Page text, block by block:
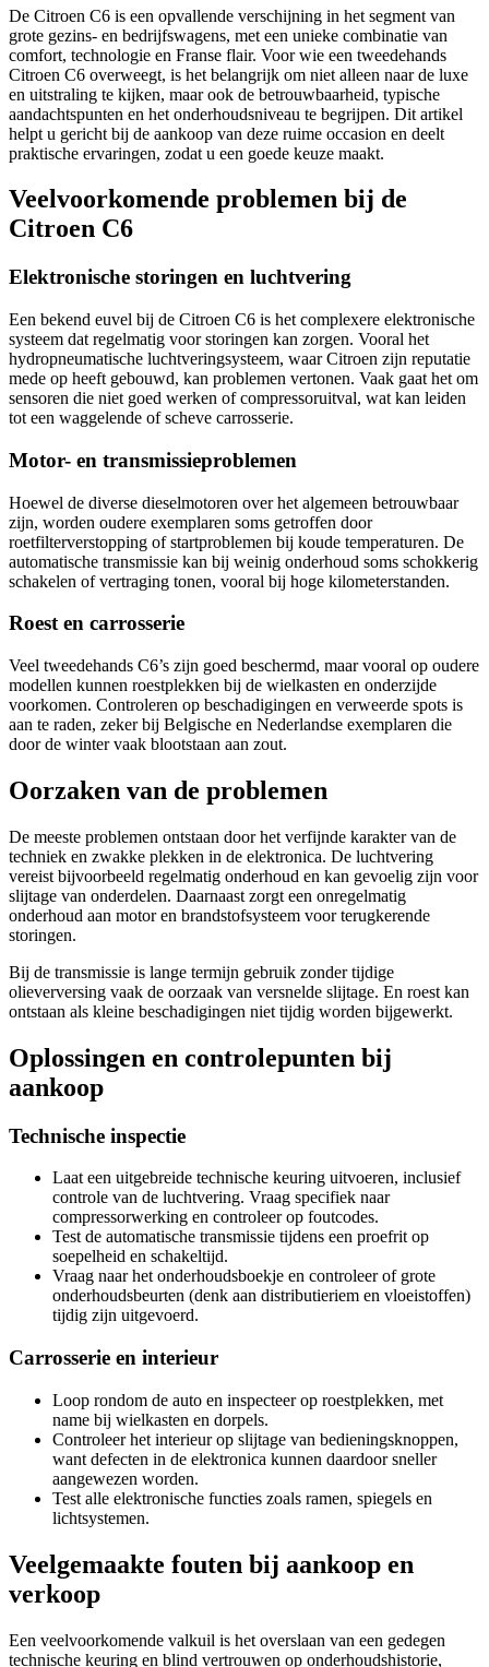
De Citroen C6 is een opvallende verschijning in het segment van
grote gezins- en bedrijfswagens, met een unieke combinatie van
comfort, technologie en Franse flair. Voor wie een tweedehands
Citroen C6 overweegt, is het belangrijk om niet alleen naar de luxe
en uitstraling te kijken, maar ook de betrouwbaarheid, typische
aandachtspunten en het onderhoudsniveau te begrijpen. Dit artikel
helpt u gericht bij de aankoop van deze ruime occasion en deelt
praktische ervaringen, zodat u een goede keuze maakt.
Veelvoorkomende problemen bij de
Citroen C6
Elektronische storingen en luchtvering
Een bekend euvel bij de Citroen C6 is het complexere elektronische
systeem dat regelmatig voor storingen kan zorgen. Vooral het
hydropneumatische luchtveringsysteem, waar Citroen zijn reputatie
mede op heeft gebouwd, kan problemen vertonen. Vaak gaat het om
sensoren die niet goed werken of compressoruitval, wat kan leiden
tot een waggelende of scheve carrosserie.
Motor- en transmissieproblemen
Hoewel de diverse dieselmotoren over het algemeen betrouwbaar
zijn, worden oudere exemplaren soms getroffen door
roetfilterverstopping of startproblemen bij koude temperaturen. De
automatische transmissie kan bij weinig onderhoud soms schokkerig
schakelen of vertraging tonen, vooral bij hoge kilometerstanden.
Roest en carrosserie
Veel tweedehands C6’s zijn goed beschermd, maar vooral op oudere
modellen kunnen roestplekken bij de wielkasten en onderzijde
voorkomen. Controleren op beschadigingen en verweerde spots is
aan te raden, zeker bij Belgische en Nederlandse exemplaren die
door de winter vaak blootstaan aan zout.
Oorzaken van de problemen
De meeste problemen ontstaan door het verfijnde karakter van de
techniek en zwakke plekken in de elektronica. De luchtvering
vereist bijvoorbeeld regelmatig onderhoud en kan gevoelig zijn voor
slijtage van onderdelen. Daarnaast zorgt een onregelmatig
onderhoud aan motor en brandstofsysteem voor terugkerende
storingen.
Bij de transmissie is lange termijn gebruik zonder tijdige
olieverversing vaak de oorzaak van versnelde slijtage. En roest kan
ontstaan als kleine beschadigingen niet tijdig worden bijgewerkt.
Oplossingen en controlepunten bij
aankoop
Technische inspectie
Laat een uitgebreide technische keuring uitvoeren, inclusief
controle van de luchtvering. Vraag specifiek naar
compressorwerking en controleer op foutcodes.
Test de automatische transmissie tijdens een proefrit op
soepelheid en schakeltijd.
Vraag naar het onderhoudsboekje en controleer of grote
onderhoudsbeurten (denk aan distributieriem en vloeistoffen)
tijdig zijn uitgevoerd.
Carrosserie en interieur
Loop rondom de auto en inspecteer op roestplekken, met
name bij wielkasten en dorpels.
Controleer het interieur op slijtage van bedieningsknoppen,
want defecten in de elektronica kunnen daardoor sneller
aangewezen worden.
Test alle elektronische functies zoals ramen, spiegels en
lichtsystemen.
Veelgemaakte fouten bij aankoop en
verkoop
Een veelvoorkomende valkuil is het overslaan van een gedegen
technische keuring en blind vertrouwen op onderhoudshistorie,